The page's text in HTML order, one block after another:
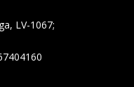
LV-1067;